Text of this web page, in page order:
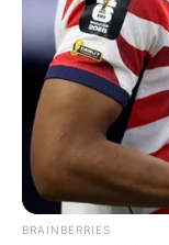
BRAINBERRIES